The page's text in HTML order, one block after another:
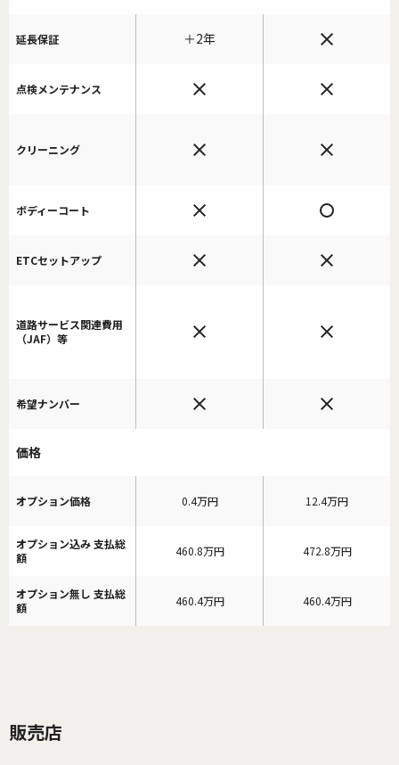
延長保証 ＋2年
点検メンテナンス
クリーニング
ボディーコート
ETCセットアップ
道路サービス関連費用
（JAF）等
希望ナンバー
価格
オプション価格 0.4万円 12.4万円
オプション込み 支払総
額
460.8万円 472.8万円
オプション無し 支払総
額
460.4万円 460.4万円
販売店